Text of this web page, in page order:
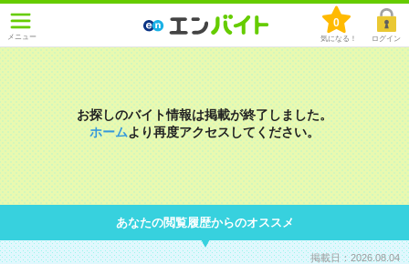
メニュー
0
気になる！ ログイン
お探しのバイト情報は掲載が終了しました。
ホームより再度アクセスしてください。
あなたの閲覧履歴からのオススメ
掲載日：2026.08.04